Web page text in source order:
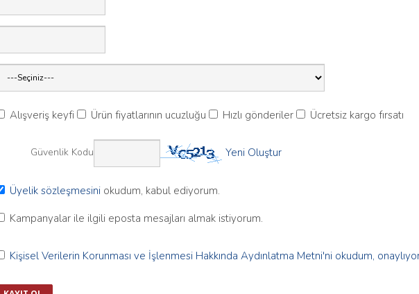
Alışveriş keyfi Ürün fiyatlarının ucuzluğu Hızlı gönderiler Ücretsiz kargo fırsatı
Güvenlik Kodu Yeni Oluştur
Üyelik sözleşmesini okudum, kabul ediyorum.
Kampanyalar ile ilgili eposta mesajları almak istiyorum.
Kişisel Verilerin Korunması ve İşlenmesi Hakkında Aydınlatma Metni'ni okudum,